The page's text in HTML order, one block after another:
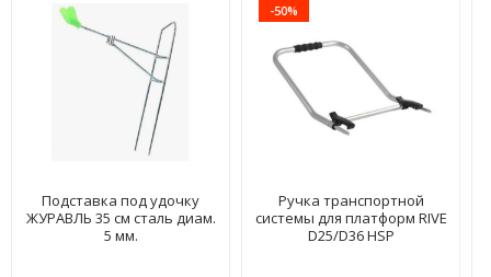
Подставка под удочку
ЖУРАВЛЬ 35 см сталь диам.
5 мм.
-50%
Ручка транспортной
системы для платформ RIVE
D25/D36 HSP